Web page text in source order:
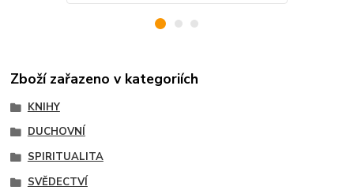
Zboží zařazeno v kategoriích
KNIHY
DUCHOVNÍ
SPIRITUALITA
SVĚDECTVÍ